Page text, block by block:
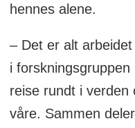
hennes alene.
– Det er alt
i
reise rundt i verden
våre. Sammen